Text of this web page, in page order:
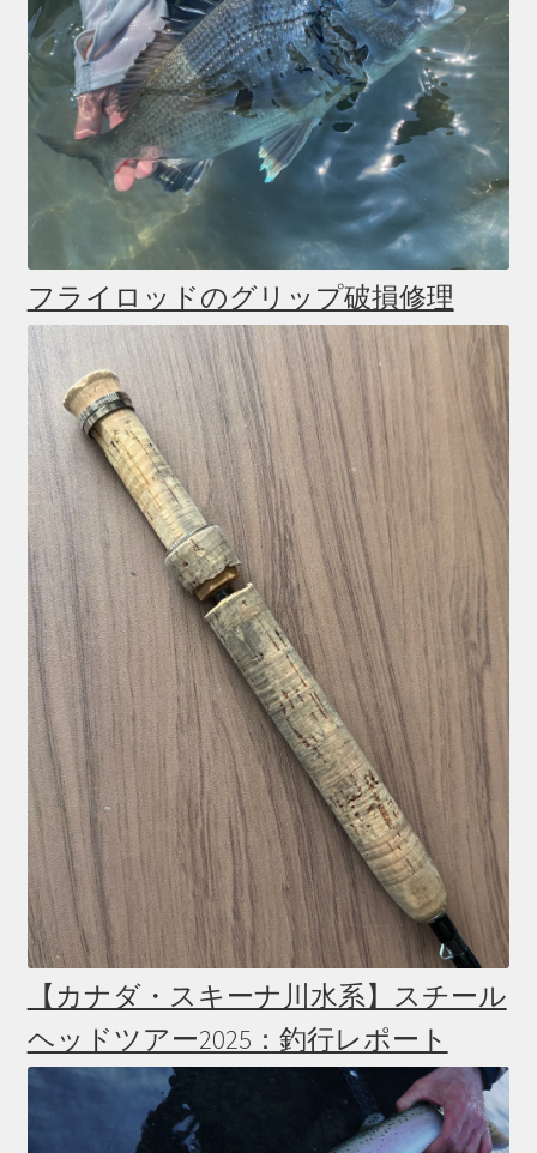
フライロッドのグリップ破損修理
【カナダ・スキーナ川水系】スチール
ヘッドツアー2025：釣行レポート